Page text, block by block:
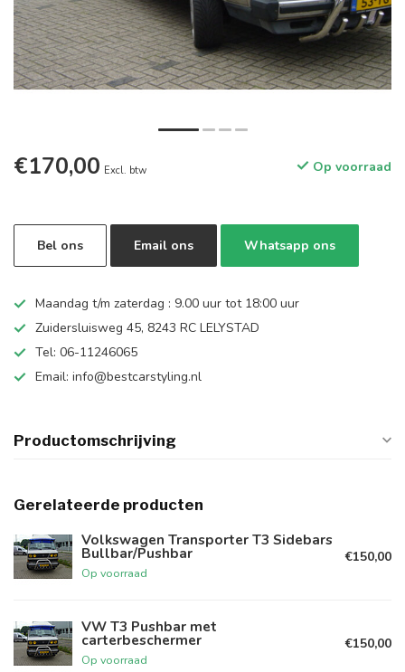
€170,00 Excl. btw Op voorraad
Bel ons Email ons Whatsapp ons
Maandag t/m zaterdag : 9.00 uur tot 18:00 uur
Zuidersluisweg 45, 8243 RC LELYSTAD
Tel: 06-11246065
Email: info@bestcarstyling.nl
Productomschrijving
Gerelateerde producten
Volkswagen Transporter T3 Sidebars
Bullbar/Pushbar
Op voorraad
€150,00
VW T3 Pushbar met
carterbeschermer
Op voorraad
€150,00